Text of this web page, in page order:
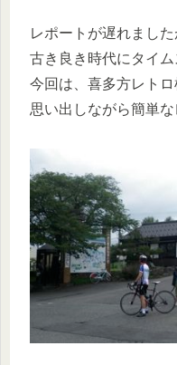
レポートが遅れました
古き良き時代にタイム
今回は、喜多方レトロ
思い出しながら簡単な